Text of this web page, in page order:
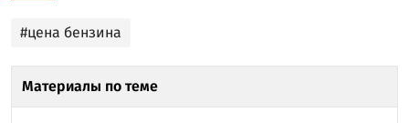
#цена бензина
Материалы по теме